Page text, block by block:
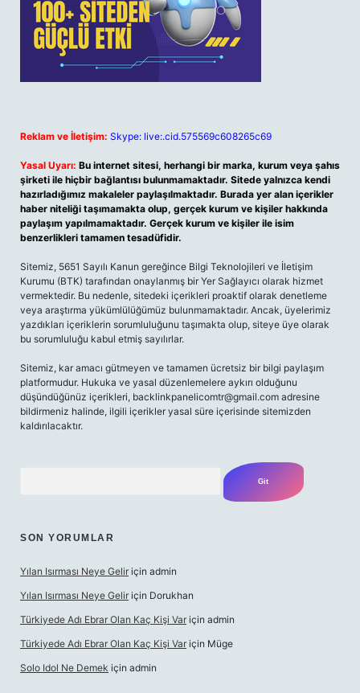
Reklam ve İletişim: Skype: live:.cid.575569c608265c69
Yasal Uyarı: Bu internet sitesi, herhangi bir marka, kurum veya şahıs
şirketi ile hiçbir bağlantısı bulunmamaktadır. Sitede yalnızca kendi
hazırladığımız makaleler paylaşılmaktadır. Burada yer alan içerikler
haber niteliği taşımamakta olup, gerçek kurum ve kişiler hakkında
paylaşım yapılmamaktadır. Gerçek kurum ve kişiler ile isim
benzerlikleri tamamen tesadüfidir.
Sitemiz, 5651 Sayılı Kanun gereğince Bilgi Teknolojileri ve İletişim
Kurumu (BTK) tarafından onaylanmış bir Yer Sağlayıcı olarak hizmet
vermektedir. Bu nedenle, sitedeki içerikleri proaktif olarak denetleme
veya araştırma yükümlülüğümüz bulunmamaktadır. Ancak, üyelerimiz
yazdıkları içeriklerin sorumluluğunu taşımakta olup, siteye üye olarak
bu sorumluluğu kabul etmiş sayılırlar.
Sitemiz, kar amacı gütmeyen ve tamamen ücretsiz bir bilgi paylaşım
platformudur. Hukuka ve yasal düzenlemelere aykırı olduğunu
düşündüğünüz içerikleri, backlinkpanelicomtr@gmail.com adresine
bildirmeniz halinde, ilgili içerikler yasal süre içerisinde sitemizden
kaldırılacaktır.
SON YORUMLAR
Yılan Isırması Neye Gelir için admin
Yılan Isırması Neye Gelir için Dorukhan
Türkiyede Adı Ebrar Olan Kaç Kişi Var için admin
Türkiyede Adı Ebrar Olan Kaç Kişi Var için Müge
Solo Idol Ne Demek için admin